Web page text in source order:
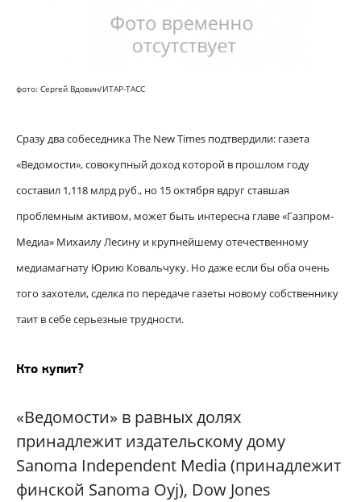
фото: Сергей Вдовин/ИТАР-ТАСС
Сразу два собеседника The New Times подтвердили: газета
«Ведомости», совокупный доход которой в прошлом году
составил 1,118 млрд руб., но 15 октября вдруг ставшая
проблемным активом, может быть интересна главе «Газпром-
Медиа» Михаилу Лесину и крупнейшему отечественному
медиамагнату Юрию Ковальчуку. Но даже если бы оба очень
того захотели, сделка по передаче газеты новому собственнику
таит в себе серьезные трудности.
Кто купит?
«Ведомости» в равных долях
принадлежит издательскому дому
Sanoma Independent Media (принадлежит
финской Sanoma Oyj), Dow Jones